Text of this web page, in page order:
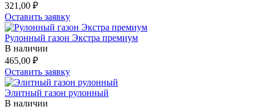
321,00 ₽
Оставить заявку
Рулонный газон Экстра премиум
В наличии
465,00 ₽
Оставить заявку
Элитный газон рулонный
В наличии